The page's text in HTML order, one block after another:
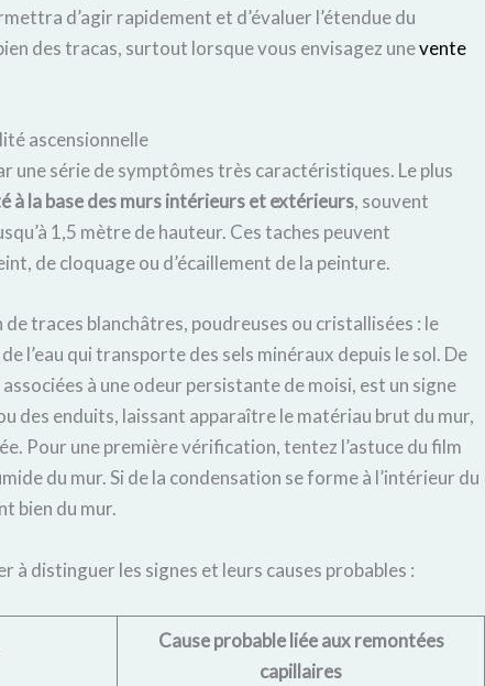
d’agir rapidement et d’évaluer l’étendue du
des tracas, surtout lorsque vous envisagez unevente
ascensionnelle
une série de symptômes très caractéristiques. Le plus
à la base des murs intérieurs et extérieurs, souvent
1,5 mètre de hauteur. Ces taches peuvent
de cloquage ou d’écaillement de la peinture.
traces blanchâtres, poudreuses ou cristallisées : le
l’eau qui transporte des sels minéraux depuis le sol. De
à une odeur persistante de moisi, est un signe
des enduits, laissant apparaître le matériau brut du mur,
Pour une première vérification, tentez l’astuce du film
du mur. Si de la condensation se forme à l’intérieur du
bien du mur.
distinguer les signes et leurs causes probables :
Cause probable liée aux remontées
capillaires